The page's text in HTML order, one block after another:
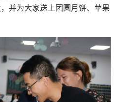
并为大家送上团圆月饼、苹果